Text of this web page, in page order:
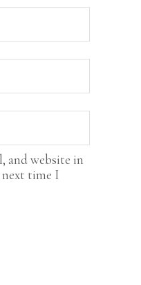
and website in
time I